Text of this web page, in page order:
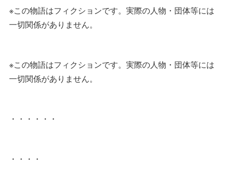
※この物語はフィクションです。実際の人物・団体等には
一切関係がありません。
※この物語はフィクションです。実際の人物・団体等には
一切関係がありません。
・・・・・・
・・・・